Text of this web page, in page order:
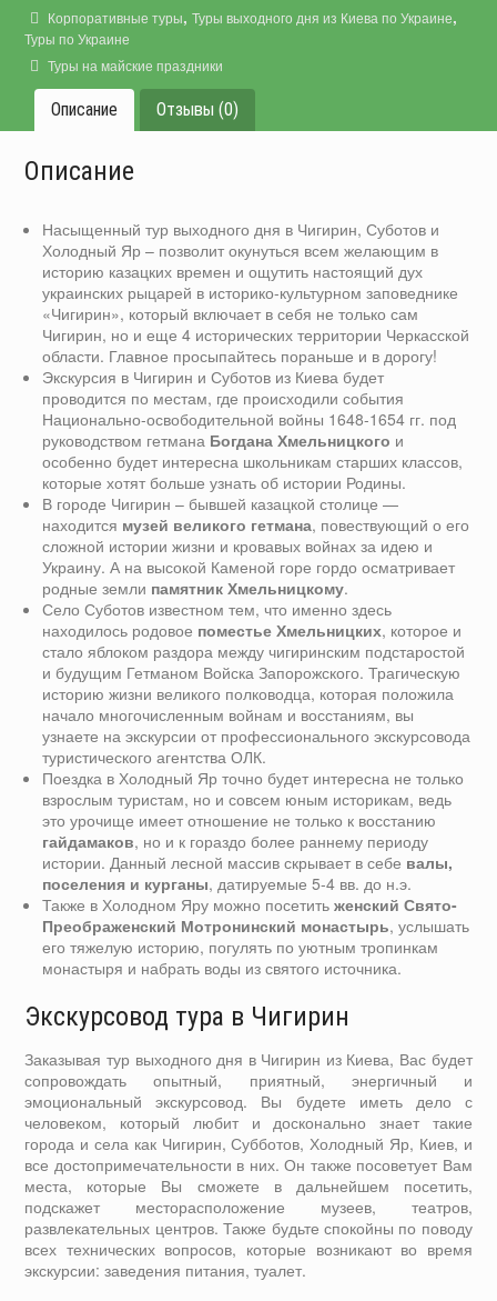
Корпоративные туры,Туры выходного дня из Киева по Украине,
Туры по Украине
Туры на майские праздники
Описание Отзывы (0)
Описание
Насыщенный тур выходного дня в Чигирин, Суботов и
Холодный Яр – позволит окунуться всем желающим в
историю казацких времен и ощутить настоящий дух
украинских рыцарей в историко-культурном заповеднике
«Чигирин», который включает в себя не только сам
Чигирин, но и еще 4 исторических территории Черкасской
области. Главное просыпайтесь пораньше и в дорогу!
Экскурсия в Чигирин и Суботов из Киева будет
проводится по местам, где происходили события
Национально-освободительной войны 1648-1654 гг. под
руководством гетмана Богдана Хмельницкого и
особенно будет интересна школьникам старших классов,
которые хотят больше узнать об истории Родины.
В городе Чигирин – бывшей казацкой столице —
находится музей великого гетмана, повествующий о его
сложной истории жизни и кровавых войнах за идею и
Украину. А на высокой Каменой горе гордо осматривает
родные земли памятник Хмельницкому.
Село Суботов известном тем, что именно здесь
находилось родовое поместье Хмельницких, которое и
стало яблоком раздора между чигиринским подстаростой
и будущим Гетманом Войска Запорожского. Трагическую
историю жизни великого полководца, которая положила
начало многочисленным войнам и восстаниям, вы
узнаете на экскурсии от профессионального экскурсовода
туристического агентства ОЛК.
Поездка в Холодный Яр точно будет интересна не только
взрослым туристам, но и совсем юным историкам, ведь
это урочище имеет отношение не только к восстанию
гайдамаков, но и к гораздо более раннему периоду
истории. Данный лесной массив скрывает в себе валы,
поселения и курганы, датируемые 5-4 вв. до н.э.
Также в Холодном Яру можно посетитьженский Свято-
Преображенский Мотронинский монастырь, услышать
его тяжелую историю, погулять по уютным тропинкам
монастыря и набрать воды из святого источника.
Экскурсовод тура в Чигирин
Заказывая тур выходного дня в Чигирин из Киева, Вас будет
сопровождать опытный, приятный, энергичный и
эмоциональный экскурсовод. Вы будете иметь дело с
человеком, который любит и досконально знает такие
города и села как Чигирин, Субботов, Холодный Яр, Киев, и
все достопримечательности в них. Он также посоветует Вам
места, которые Вы сможете в дальнейшем посетить,
подскажет месторасположение музеев, театров,
развлекательных центров. Также будьте спокойны по поводу
всех технических вопросов, которые возникают во время
экскурсии: заведения питания, туалет.